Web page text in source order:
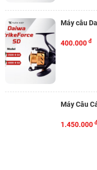
Máy câu
400.000 đ
Máy Câu
1.450.000